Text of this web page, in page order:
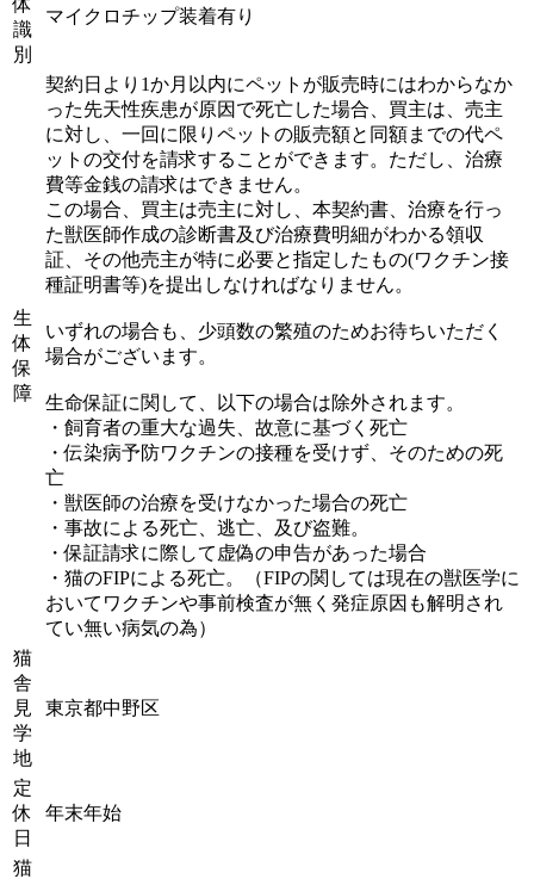
識
別
マイクロチップ装着有り
生
体
保
障
契約日より1か月以内にペットが販売時にはわからなか
った先天性疾患が原因で死亡した場合、買主は、売主
に対し、一回に限りペットの販売額と同額までの代ペ
ットの交付を請求することができます。ただし、治療
費等金銭の請求はできません。
この場合、買主は売主に対し、本契約書、治療を行っ
た獣医師作成の診断書及び治療費明細がわかる領収
証、その他売主が特に必要と指定したもの(ワクチン接
種証明書等)を提出しなければなりません。
いずれの場合も、少頭数の繁殖のためお待ちいただく
場合がございます。
生命保証に関して、以下の場合は除外されます。
・飼育者の重大な過失、故意に基づく死亡
・伝染病予防ワクチンの接種を受けず、そのための死
亡
・獣医師の治療を受けなかった場合の死亡
・事故による死亡、逃亡、及び盗難。
・保証請求に際して虚偽の申告があった場合
・猫のFIPによる死亡。（FIPの関しては現在の獣医学に
おいてワクチンや事前検査が無く発症原因も解明され
てい無い病気の為）
猫
舎
見
学
地
東京都中野区
定
休
日
年末年始
猫